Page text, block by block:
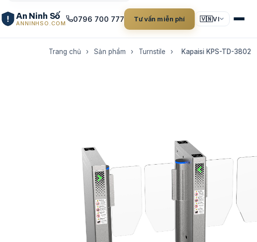
An Ninh Số
ANNINHSO.COM
0796 700 777 Tư vấn miễn phí 🇻🇳VI
Trang chủ › Sản phẩm › Turnstile › Kapaisi KPS-TD-3802